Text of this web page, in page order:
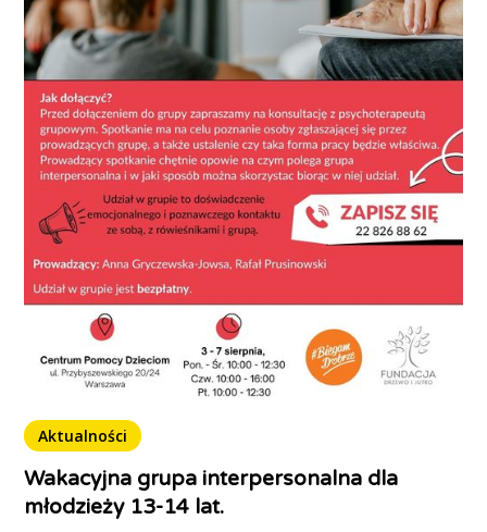
Aktualności
Wakacyjna grupa interpersonalna dla
młodzieży 13-14 lat.